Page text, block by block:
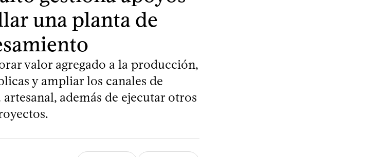
una planta de
valor agregado a la producción,
y ampliar los canales de
además de ejecutar otros